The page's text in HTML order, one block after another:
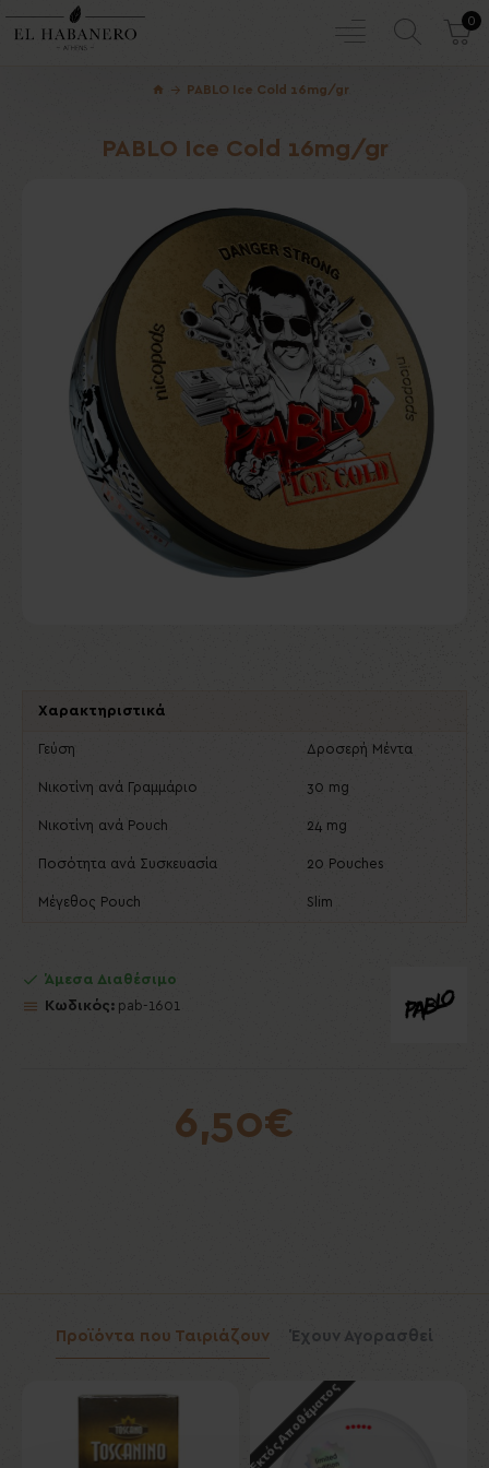
0
PABLO Ice Cold 16mg/gr
PABLO Ice Cold 16mg/gr
Χαρακτηριστικά
Γεύση Δροσερή Mέντα
Νικοτίνη ανά Γραμμάριο 30 mg
Νικοτίνη ανά Pouch 24 mg
Ποσότητα ανά Συσκευασία 20 Pouches
Μέγεθος Pouch Slim
6,50€
Άμεσα Διαθέσιμο
Κωδικός: pab-1601
Προϊόντα που Ταιριάζουν Έχουν Αγορασθεί
Εκτός Αποθέματος